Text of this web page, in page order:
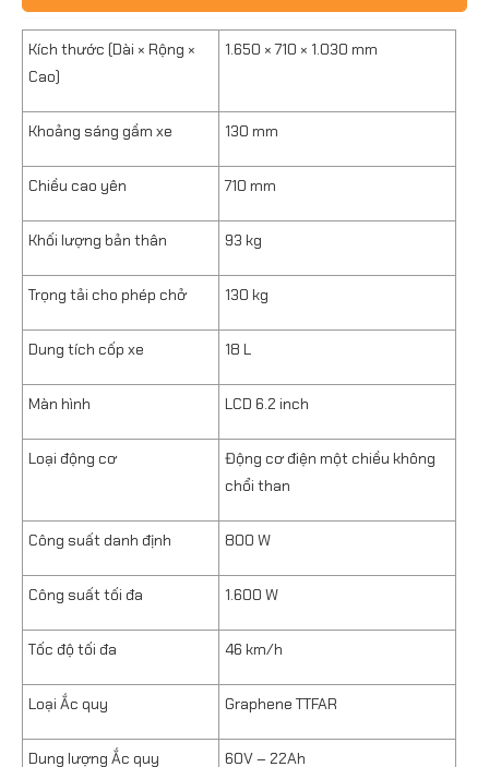
Kích thước (Dài × Rộng ×
Cao)
1.650 × 710 × 1.030 mm
Khoảng sáng gầm xe 130 mm
Chiều cao yên 710 mm
Khối lượng bản thân 93 kg
Trọng tải cho phép chở 130 kg
Dung tích cốp xe 18 L
Màn hình LCD 6.2 inch
Loại động cơ
Động cơ điện một chiều không
chổi than
Công suất danh định 800 W
Công suất tối đa 1.600 W
Tốc độ tối đa 46 km/h
Loại Ắc quy Graphene TTFAR
Dung lượng Ắc quy 60V – 22Ah